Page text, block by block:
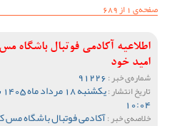
صفحه‌ی 1 از 689
اطلاعیه آکادمی فوتبال باشگاه
امید خود
شماره‌ی خبر :
تاریخ انتشار :
10:04
خلاصه‌ی خبر :آکادمی فوتبال باشگاه مس